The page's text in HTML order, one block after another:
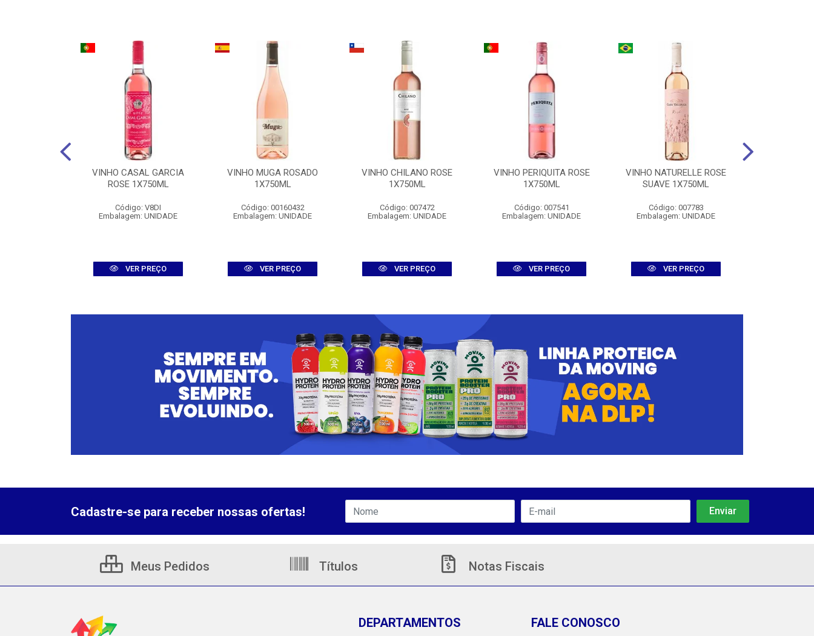
VINHO CASAL GARCIA
ROSE 1X750ML
Código: V8DI
Embalagem: UNIDADE
VER PREÇO
VINHO MUGA ROSADO
1X750ML
Código: 00160432
Embalagem: UNIDADE
VER PREÇO
VINHO CHILANO ROSE
1X750ML
Código: 007472
Embalagem: UNIDADE
VER PREÇO
VINHO PERIQUITA ROSE
1X750ML
Código: 007541
Embalagem: UNIDADE
VER PREÇO
VINHO NATURELLE ROSE
SUAVE 1X750ML
Código: 007783
Embalagem: UNIDADE
VER PREÇO
Cadastre-se para receber nossas ofertas!
Meus Pedidos Títulos Notas Fiscais
DEPARTAMENTOS FALE CONOSCO